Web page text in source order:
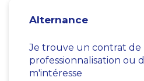
Alternance
Je trouve un contrat de
professionnalisation ou
m'intéresse